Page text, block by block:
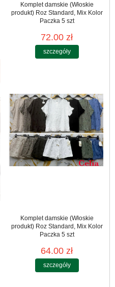
Komplet damskie (Włoskie
produkt) Roz Standard, Mix Kolor
Paczka 5 szt
72.00 zł
szczegóły
Komplet damskie (Włoskie
produkt) Roz Standard, Mix Kolor
Paczka 5 szt
64.00 zł
szczegóły